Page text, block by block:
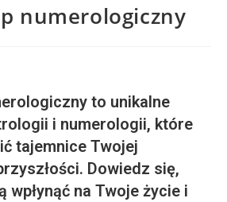
numerologiczny
to unikalne
i numerologii, które
tajemnice Twojej
Dowiedz się,
wpłynąć na Twoje życie i